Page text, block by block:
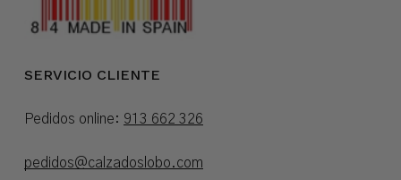
SERVICIO CLIENTE
Pedidos online: 913 662 326
pedidos@calzadoslobo.com